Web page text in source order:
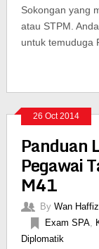
Sokongan yang
atau STPM.
untuk temuduga
26 Oct 2014
Panduan
Pegawai
M41
By Wan Haffiz
Exam SPA,
Diplomatik